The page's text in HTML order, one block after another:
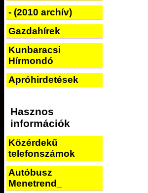
- (2010 archív)
Gazdahírek
Kunbaracsi
Hírmondó
Apróhirdetések
Hasznos
információk
Közérdekű
telefonszámok
Autóbusz
Menetrend_